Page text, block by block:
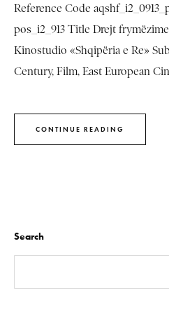
Reference Code
pos_i2_913 Title Drejt
Kinostudio «Shqipëria e Re»
Century, Film, East European
CONTINUE READING
Search